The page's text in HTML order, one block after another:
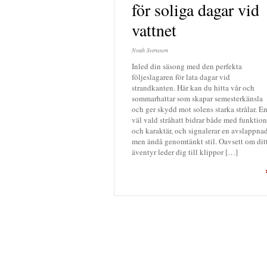
för soliga dagar vid
vattnet
Noah Svensson
Inled din säsong med den perfekta
följeslagaren för lata dagar vid
strandkanten. Här kan du hitta vår och
sommarhattar som skapar semesterkänsla
och ger skydd mot solens starka strålar. En
väl vald stråhatt bidrar både med funktion
och karaktär, och signalerar en avslappnad
men ändå genomtänkt stil. Oavsett om ditt
äventyr leder dig till klippor […]